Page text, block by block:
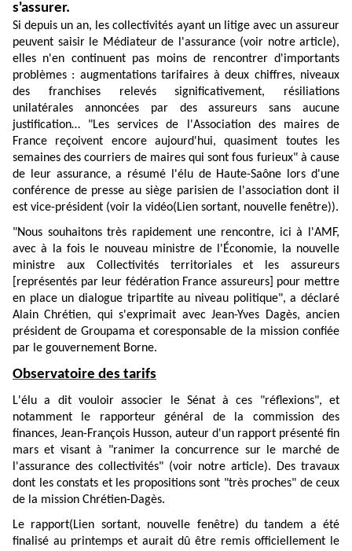
s'assurer.
Si depuis un an, les collectivités ayant un litige avec un assureur
peuvent saisir le Médiateur de l'assurance (voir notre article),
elles n'en continuent pas moins de rencontrer d'importants
problèmes : augmentations tarifaires à deux chiffres, niveaux
des franchises relevés significativement, résiliations
unilatérales annoncées par des assureurs sans aucune
justification… "Les services de l'Association des maires de
France reçoivent encore aujourd'hui, quasiment toutes les
semaines des courriers de maires qui sont fous furieux" à cause
de leur assurance, a résumé l'élu de Haute-Saône lors d'une
conférence de presse au siège parisien de l'association dont il
est vice-président (voir la vidéo(Lien sortant, nouvelle fenêtre)).
"Nous souhaitons très rapidement une rencontre, ici à l'AMF,
avec à la fois le nouveau ministre de l'Économie, la nouvelle
ministre aux Collectivités territoriales et les assureurs
[représentés par leur fédération France assureurs] pour mettre
en place un dialogue tripartite au niveau politique", a déclaré
Alain Chrétien, qui s'exprimait avec Jean-Yves Dagès, ancien
président de Groupama et coresponsable de la mission confiée
par le gouvernement Borne.
Observatoire des tarifs
L'élu a dit vouloir associer le Sénat à ces "réflexions", et
notamment le rapporteur général de la commission des
finances, Jean-François Husson, auteur d'un rapport présenté fin
mars et visant à "ranimer la concurrence sur le marché de
l'assurance des collectivités" (voir notre article). Des travaux
dont les constats et les propositions sont "très proches" de ceux
de la mission Chrétien-Dagès.
Le rapport(Lien sortant, nouvelle fenêtre) du tandem a été
finalisé au printemps et aurait dû être remis officiellement le